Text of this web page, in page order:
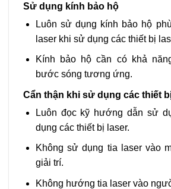
Sử dụng kính bảo hộ
Luôn sử dụng kính bảo hộ
laser khi sử dụng các thiết bị
Kính bảo hộ cần có khả
bước sóng tương ứng.
Cẩn thận khi sử dụng các thiết
Luôn đọc kỹ hướng dẫn sử
dụng các thiết bị laser.
Không sử dụng tia laser vào
giải trí.
Không hướng tia laser vào